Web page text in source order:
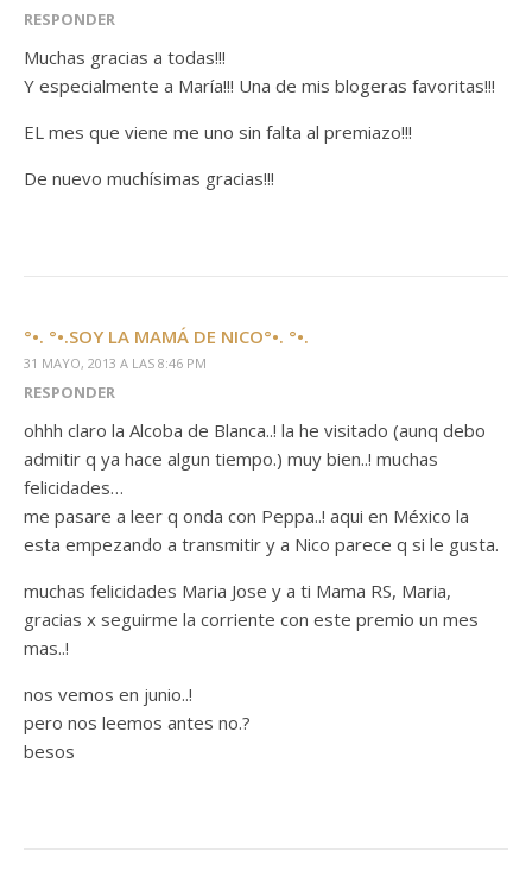
RESPONDER
Muchas gracias a todas!!!
Y especialmente a María!!! Una de mis blogeras favoritas!!!
EL mes que viene me uno sin falta al premiazo!!!
De nuevo muchísimas gracias!!!
°•. °•.SOY LA MAMÁ DE NICO°•. °•.
31 MAYO, 2013 A LAS 8:46 PM
RESPONDER
ohhh claro la Alcoba de Blanca..! la he visitado (aunq debo
admitir q ya hace algun tiempo.) muy bien..! muchas
felicidades…
me pasare a leer q onda con Peppa..! aqui en México la
esta empezando a transmitir y a Nico parece q si le gusta.
muchas felicidades Maria Jose y a ti Mama RS, Maria,
gracias x seguirme la corriente con este premio un mes
mas..!
nos vemos en junio..!
pero nos leemos antes no.?
besos